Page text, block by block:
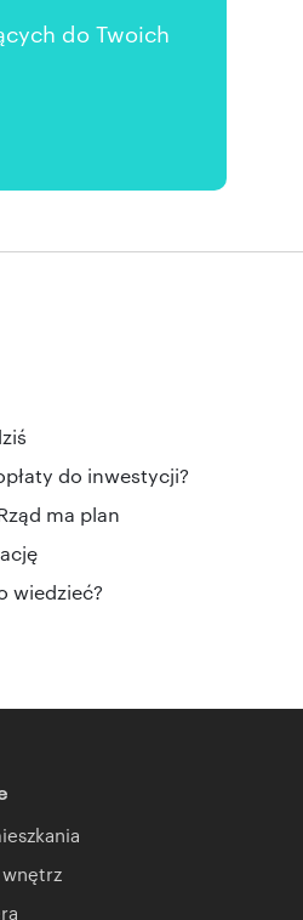
do Twoich
do inwestycji?
ma plan
wiedzieć?